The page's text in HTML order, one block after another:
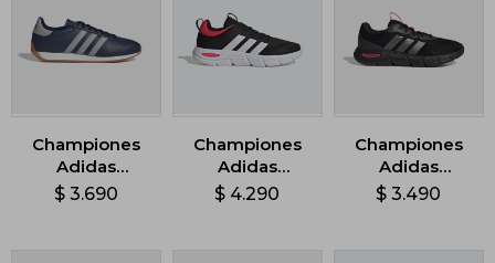
Championes
Adidas
Runvista - Azul
$ 3.690
Championes
Adidas
Cloudfoam
$ 4.290
Championes
Adidas
Cloudfoam
$ 3.490